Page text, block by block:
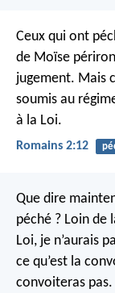
Ceux qui ont
de Moïse
jugement. Mais
soumis au
à la Loi.
Romains 2:12
Que dire
péché ? Loin de
Loi, je n’aurais
ce qu’est la
convoiteras pas.